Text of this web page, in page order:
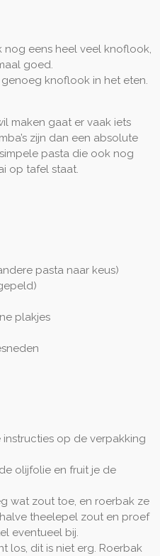
nog eens heel veel knoflook,
goed.
knoflook in het eten.
maken gaat er vaak iets
zijn dan een absolute
pasta die ook nog
op tafel staat.
pasta naar keus)
plakjes
op de verpakking
olijfolie en fruit je de
wat zout toe, en roerbak ze
theelepel zout en proef
eventueel bij.
los, dit is niet erg. Roerbak